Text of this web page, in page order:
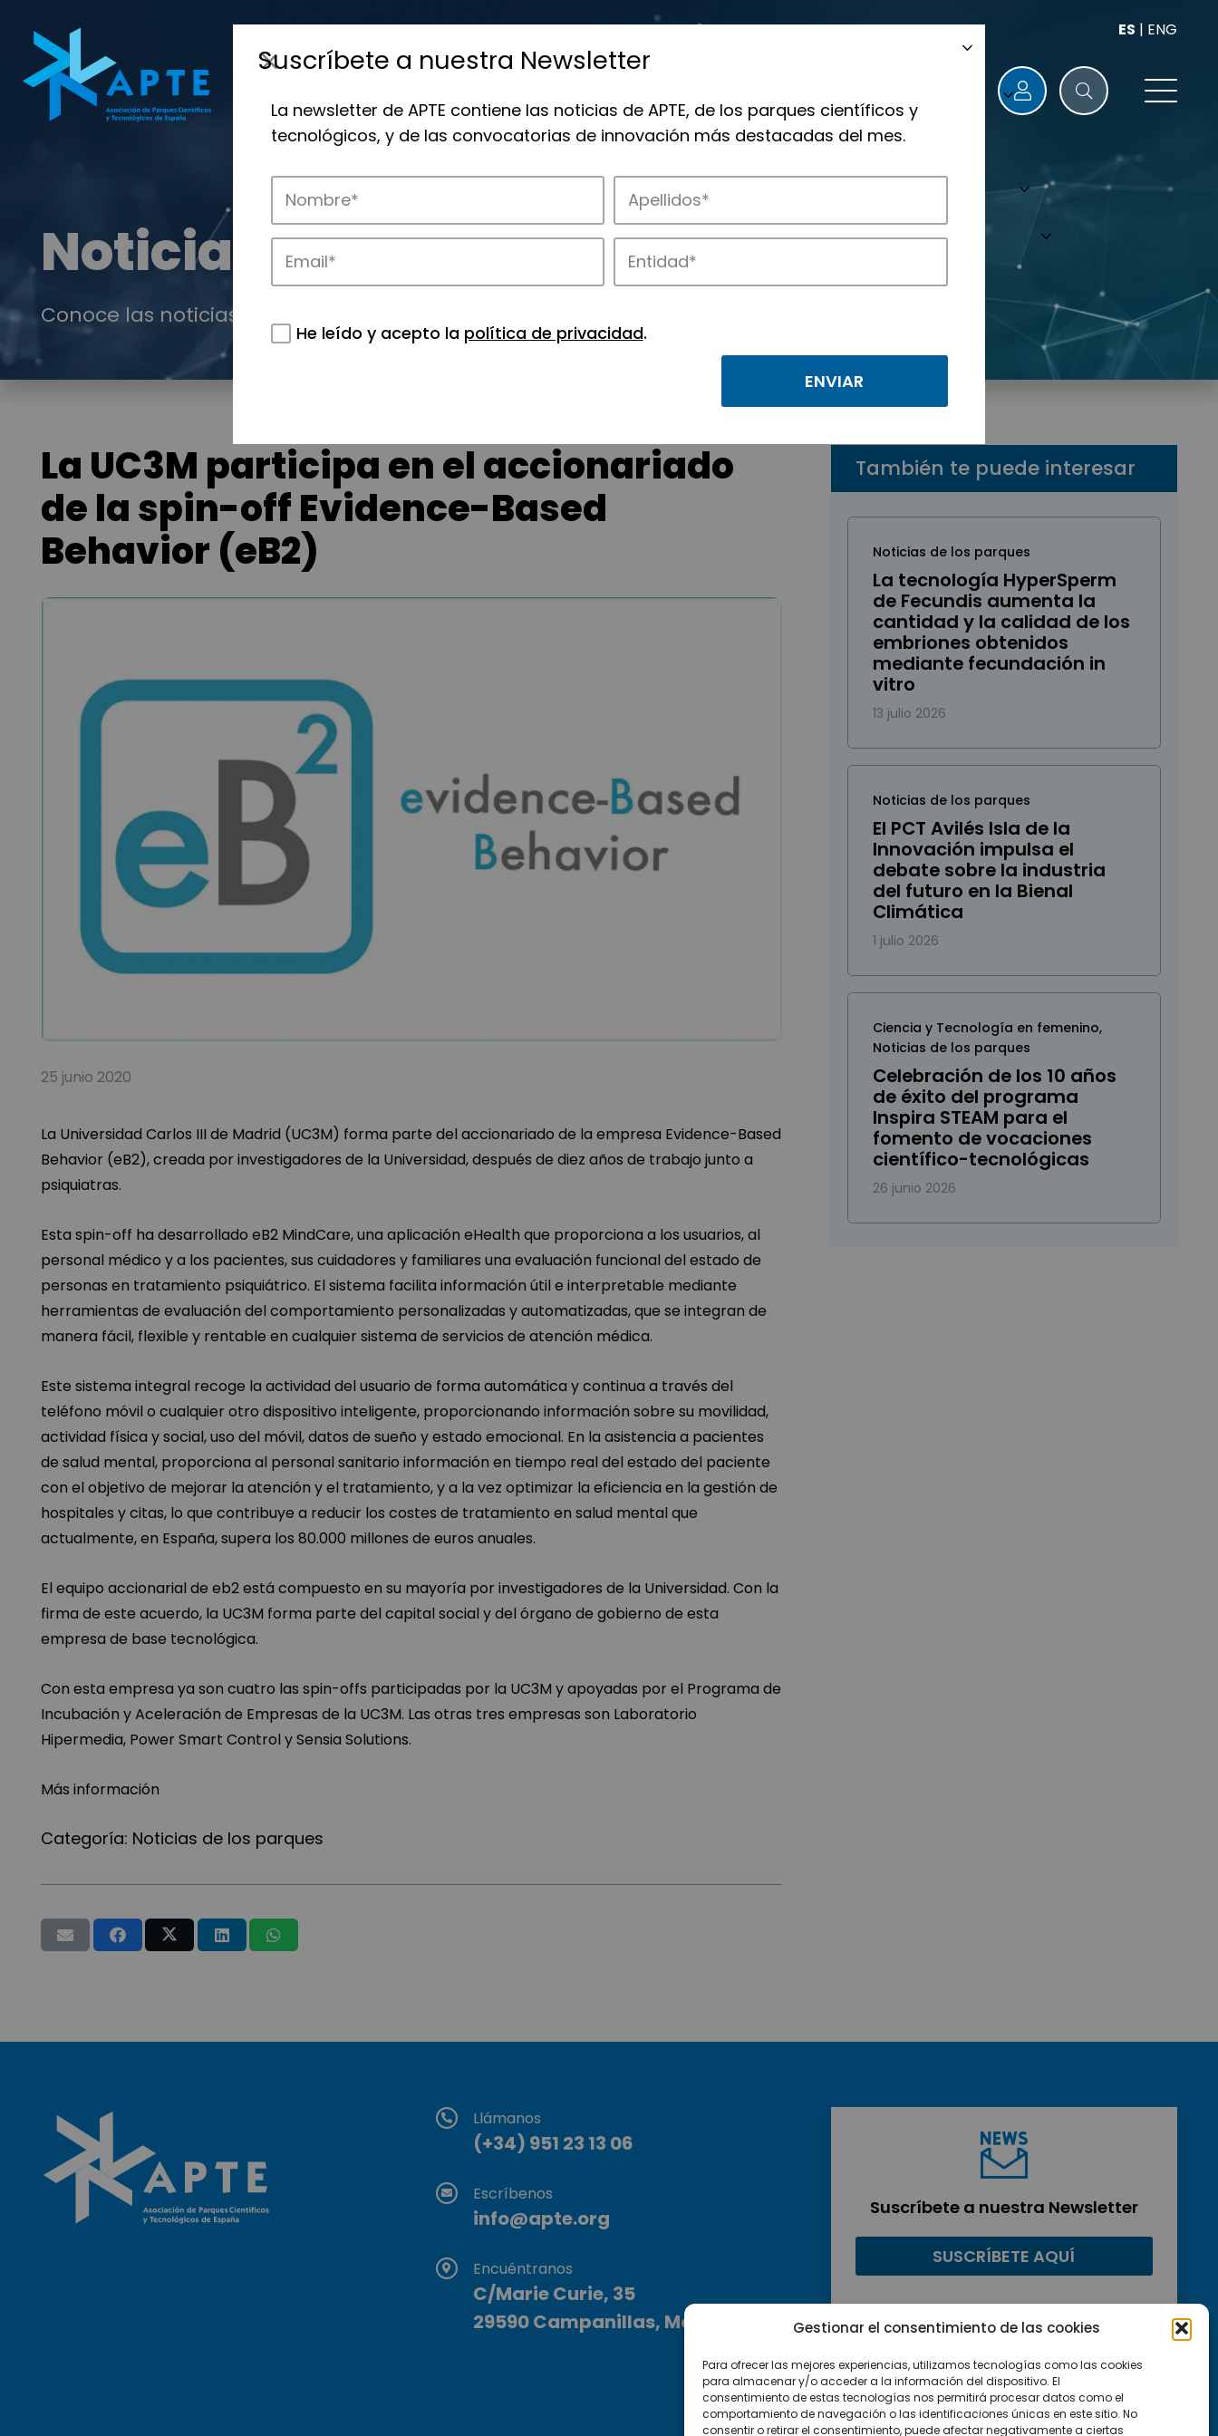
Gestionar el consentimiento de las cookies
Para ofrecer las mejores experiencias, utilizamos tecnologías como las cookies
para almacenar y/o acceder a la información del dispositivo. El
consentimiento de estas tecnologías nos permitirá procesar datos como el
comportamiento de navegación o las identificaciones únicas en este sitio. No
consentir o retirar el consentimiento, puede afectar negativamente a ciertas
ES | ENG
Noticias
Conoce las noticias más destacadas de APTE y sus parques científicos y tecnológicos.
La UC3M participa en el accionariado
de la spin-off Evidence-Based
Behavior (eB2)
25 junio 2020
La Universidad Carlos III de Madrid (UC3M) forma parte del accionariado de la empresa Evidence-Based
Behavior (eB2), creada por investigadores de la Universidad, después de diez años de trabajo junto a
psiquiatras.
Esta spin-off ha desarrollado eB2 MindCare, una aplicación eHealth que proporciona a los usuarios, al
personal médico y a los pacientes, sus cuidadores y familiares una evaluación funcional del estado de
personas en tratamiento psiquiátrico. El sistema facilita información útil e interpretable mediante
herramientas de evaluación del comportamiento personalizadas y automatizadas, que se integran de
manera fácil, flexible y rentable en cualquier sistema de servicios de atención médica.
Este sistema integral recoge la actividad del usuario de forma automática y continua a través del
teléfono móvil o cualquier otro dispositivo inteligente, proporcionando información sobre su movilidad,
actividad física y social, uso del móvil, datos de sueño y estado emocional. En la asistencia a pacientes
de salud mental, proporciona al personal sanitario información en tiempo real del estado del paciente
con el objetivo de mejorar la atención y el tratamiento, y a la vez optimizar la eficiencia en la gestión de
hospitales y citas, lo que contribuye a reducir los costes de tratamiento en salud mental que
actualmente, en España, supera los 80.000 millones de euros anuales.
El equipo accionarial de eb2 está compuesto en su mayoría por investigadores de la Universidad. Con la
firma de este acuerdo, la UC3M forma parte del capital social y del órgano de gobierno de esta
empresa de base tecnológica.
Con esta empresa ya son cuatro las spin-offs participadas por la UC3M y apoyadas por el Programa de
Incubación y Aceleración de Empresas de la UC3M. Las otras tres empresas son Laboratorio
Hipermedia, Power Smart Control y Sensia Solutions.
Más información
Categoría: Noticias de los parques
También te puede interesar
Noticias de los parques
La tecnología HyperSperm
de Fecundis aumenta la
cantidad y la calidad de los
embriones obtenidos
mediante fecundación in
vitro
13 julio 2026
Noticias de los parques
El PCT Avilés Isla de la
Innovación impulsa el
debate sobre la industria
del futuro en la Bienal
Climática
1 julio 2026
Ciencia y Tecnología en femenino,
Noticias de los parques
Celebración de los 10 años
de éxito del programa
Inspira STEAM para el
fomento de vocaciones
científico-tecnológicas
26 junio 2026
Llámanos
(+34) 951 23 13 06
Escríbenos
info@apte.org
Encuéntranos
C/Marie Curie, 35
29590 Campanillas, Málaga
Suscríbete a nuestra Newsletter
SUSCRÍBETE AQUÍ
Suscríbete a nuestra Newsletter
La newsletter de APTE contiene las noticias de APTE, de los parques científicos y
tecnológicos, y de las convocatorias de innovación más destacadas del mes.
He leído y acepto la política de privacidad.